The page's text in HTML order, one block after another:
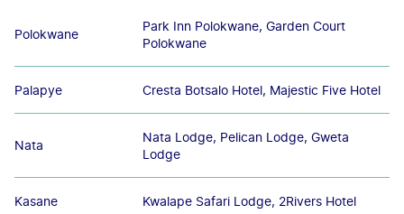
Polokwane
Park Inn Polokwane, Garden Court
Polokwane
Palapye Cresta Botsalo Hotel, Majestic Five Hotel
Nata
Nata Lodge, Pelican Lodge, Gweta
Lodge
Kasane Kwalape Safari Lodge, 2Rivers Hotel